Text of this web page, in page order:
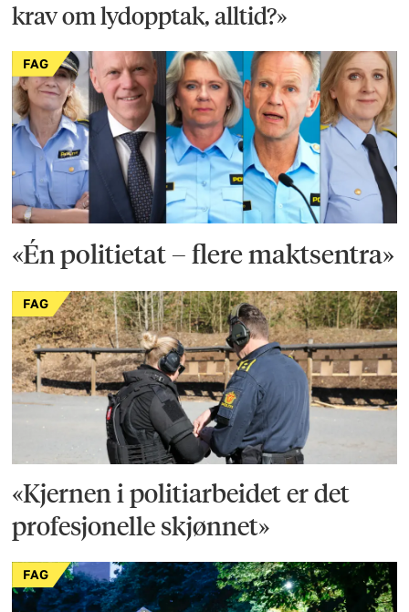
krav om lydopptak, alltid?»
FAG
«Én politietat – flere maktsentra»
FAG
«Kjernen i politi­arbeidet er det
profesjonelle skjønnet»
FAG